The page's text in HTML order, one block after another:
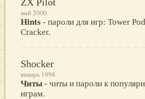
май 2000
Hints - пароли для игр: Tower
Cracker.
Shocker
январь 1998
Читы - читы и пароли к
играм.